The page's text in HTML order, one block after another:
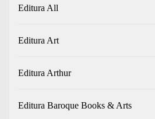
Editura All
Editura Art
Editura Arthur
Editura Baroque Books & Arts